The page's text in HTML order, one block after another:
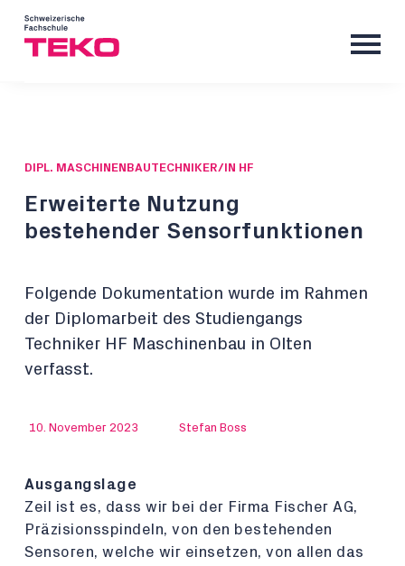
DIPL. MASCHINENBAUTECHNIKER/IN HF
Erweiterte Nutzung
bestehender Sensorfunktionen
Folgende Dokumentation wurde im Rahmen
der Diplomarbeit des Studiengangs
Techniker HF Maschinenbau in Olten
verfasst.
10. November 2023 Stefan Boss
Ausgangslage
Zeil ist es, dass wir bei der Firma Fischer AG,
Präzisionsspindeln, von den bestehenden
Sensoren, welche wir einsetzen, von allen das